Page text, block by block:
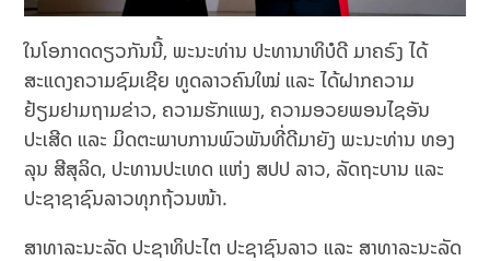
ໃນໂອກາດດຽວກັນນີ້, ພະນະທ່ານ ປະທານາທິບໍດີ ມາຄຣົງ ໄດ້
ສະແດງຄວາມຊົມເຊີຍ ທູດລາວຄົນໃໝ່ ແລະ ໄດ້ຝາກຄວາມ
ຢ້ຽມຢາມຖາມຂ່າວ, ຄວາມຮັກແພງ, ຄວາມອວຍພອນໄຊອັນ
ປະເສີດ ແລະ ມິດຕະພາບການພົວພັນທີ່ດີມາຍັງ ພະນະທ່ານ ທອງ
ລຸນ ສີສຸລິດ, ປະທານປະເທດ ແຫ່ງ ສປປ ລາວ, ລັດຖະບານ ແລະ
ປະຊາຊາຊົນລາວທຸກຖ້ວນໜ້າ.
ສາທາລະນະລັດ ປະຊາທິປະໄຕ ປະຊາຊົນລາວ ແລະ ສາທາລະນະລັດ